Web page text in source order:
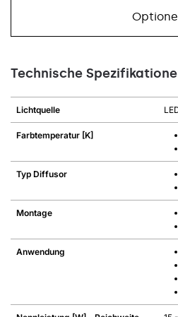
Technische
Lichtquelle
Farbtemperatur [K]
Typ Diffusor
Montage
Anwendung